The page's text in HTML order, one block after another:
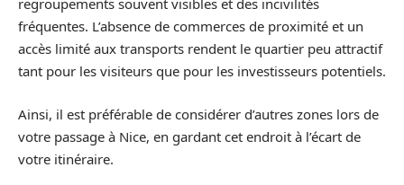
regroupements souvent visibles et des incivilités
fréquentes. L’absence de commerces de proximité et un
accès limité aux transports rendent le quartier peu attractif
tant pour les visiteurs que pour les investisseurs potentiels.
Ainsi, il est préférable de considérer d’autres zones lors de
votre passage à Nice, en gardant cet endroit à l’écart de
votre itinéraire.